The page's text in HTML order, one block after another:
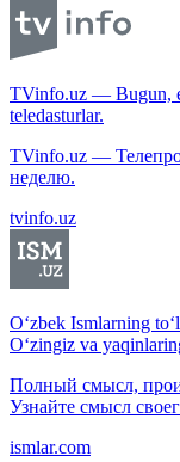
TVinfo.uz — Bugun,
teledasturlar.
TVinfo.uz —
неделю.
tvinfo.uz
O‘zbek Ismlarning
O‘zingiz va
Полный смысл,
Узнайте смысл
ismlar.com